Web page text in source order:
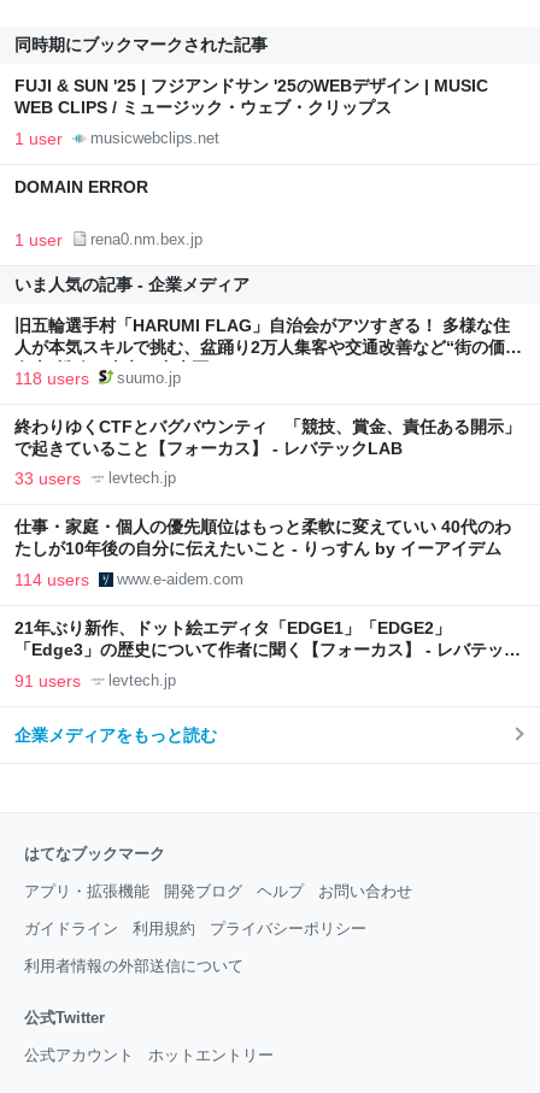
同時期にブックマークされた記事
FUJI & SUN '25 | フジアンドサン '25のWEBデザイン | MUSIC
WEB CLIPS / ミュージック・ウェブ・クリップス
1 user musicwebclips.net
DOMAIN ERROR
1 user rena0.nm.bex.jp
いま人気の記事 - 企業メディア
旧五輪選手村「HARUMI FLAG」自治会がアツすぎる！ 多様な住
人が本気スキルで挑む、盆踊り2万人集客や交通改善など“街の価値
向上”戦略 東京・中央区
118 users suumo.jp
終わりゆくCTFとバグバウンティ 「競技、賞金、責任ある開示」
で起きていること【フォーカス】 - レバテックLAB
33 users levtech.jp
仕事・家庭・個人の優先順位はもっと柔軟に変えていい 40代のわ
たしが10年後の自分に伝えたいこと - りっすん by イーアイデム
114 users www.e-aidem.com
21年ぶり新作、ドット絵エディタ「EDGE1」「EDGE2」
「Edge3」の歴史について作者に聞く【フォーカス】 - レバテック
LAB
91 users levtech.jp
企業メディアをもっと読む
はてなブックマーク
アプリ・拡張機能 開発ブログ ヘルプ お問い合わせ
ガイドライン 利用規約 プライバシーポリシー
利用者情報の外部送信について
公式Twitter
公式アカウント ホットエントリー